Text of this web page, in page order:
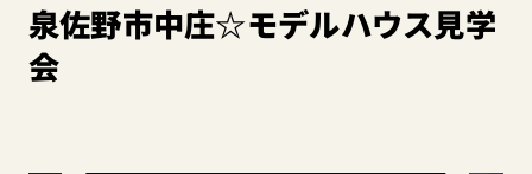
泉佐野市中庄☆モデルハウス見学
会